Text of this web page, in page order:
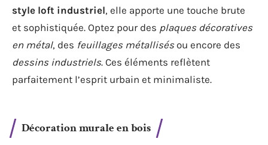
style loft industriel, elle apporte une touche brute
et sophistiquée. Optez pour des plaques décoratives
en métal, des feuillages métallisésou encore des
dessins industriels. Ces éléments reflètent
parfaitement l’esprit urbain et minimaliste.
Décoration murale en bois